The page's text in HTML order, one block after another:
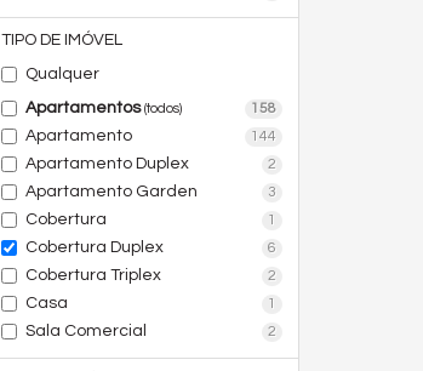
TIPO DE IMÓVEL
Qualquer
Apartamentos(todos) 158
Apartamento 144
Apartamento Duplex 2
Apartamento Garden 3
Cobertura 1
Cobertura Duplex 6
Cobertura Triplex 2
Casa 1
Sala Comercial 2